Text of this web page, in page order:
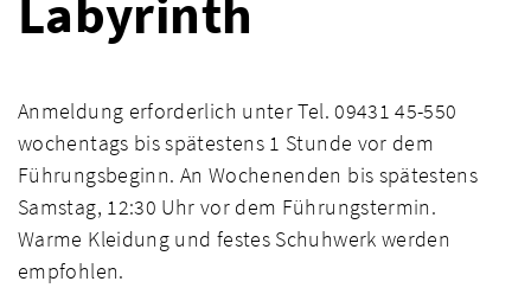
Labyrinth
Anmeldung erforderlich unter Tel. 09431 45-550
wochentags bis spätestens 1 Stunde vor dem
Führungsbeginn. An Wochenenden bis spätestens
Samstag, 12:30 Uhr vor dem Führungstermin.
Warme Kleidung und festes Schuhwerk werden
empfohlen.